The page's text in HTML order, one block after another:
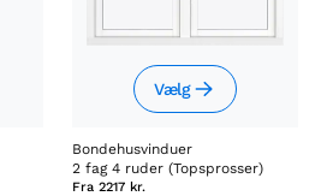
Vælg
Bondehusvinduer
2 fag 4 ruder (Topsprosser)
Fra 2217 kr.